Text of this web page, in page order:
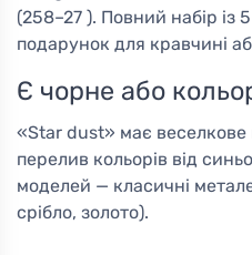
(258–27 ). Повний набір із
подарунок для кравчині
Є чорне або
«Star dust» має веселкове
перелив кольорів від
моделей — класичні
срібло, золото).